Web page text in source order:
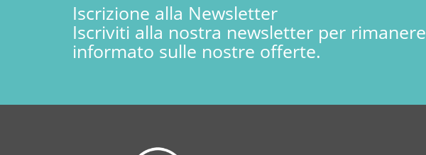
Iscrizione alla Newsletter
Iscriviti alla nostra newsletter per rimanere
informato sulle nostre offerte.